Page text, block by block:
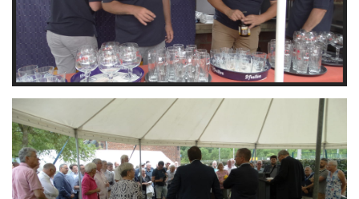
Branding
ARMCHAIR